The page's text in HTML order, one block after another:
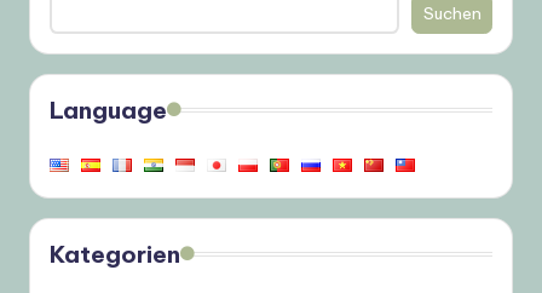
Suchen
Language
Kategorien